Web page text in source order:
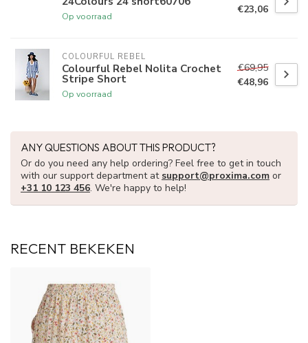
Op voorraad
€23,06
COLOURFUL REBEL
Colourful Rebel Nolita Crochet
Stripe Short
Op voorraad
€69,95
€48,96
ANY QUESTIONS ABOUT THIS PRODUCT?
Or do you need any help ordering? Feel free to get in touch
with our support department at support@proxima.com or
+31 10 123 456. We're happy to help!
RECENT BEKEKEN